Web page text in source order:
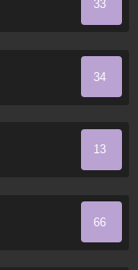
33
34
13
66